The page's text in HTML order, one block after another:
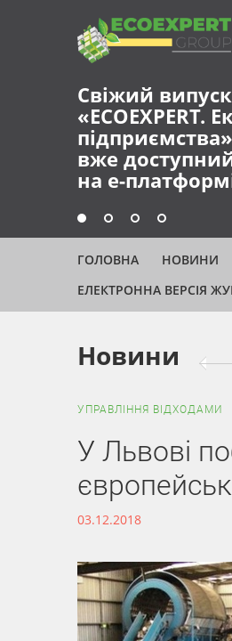
Свіжий
«ECOEXPERT.
вже
на е-
ГОЛОВНА НОВИНИ
ЕЛЕКТРОННА ВЕРСІЯ
Новини
УПРАВЛІННЯ ВІДХОДАМИ
У Львові
03.12.2018